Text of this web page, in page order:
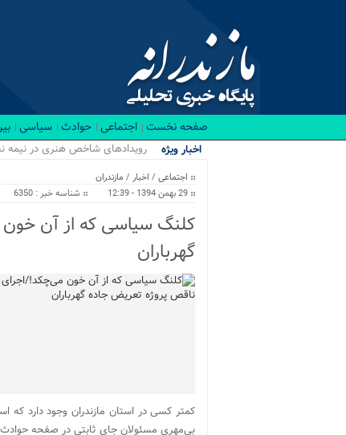
صفحه نخست اجتماعی حوادث سیاسی
اخبار ویژه رویدادهای شاخص هنری در نیمه نخست ۱۴۰۵
اجتماعی / اخبار / مازندران
29 بهمن 1394 - 12:39
شناسه خبر : 6350
کلنگ سیاسی که از آن
گهرباران
کمتر کسی در استان مازندران وجود دارد
بی‌مهری مسئولان جای ثابتی در صفحه